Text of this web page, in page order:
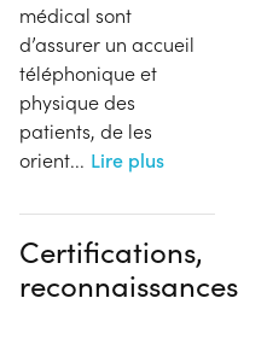
médical sont
d’assurer un accueil
téléphonique et
physique des
patients, de les
orient... Lire plus
Certifications,
reconnaissances